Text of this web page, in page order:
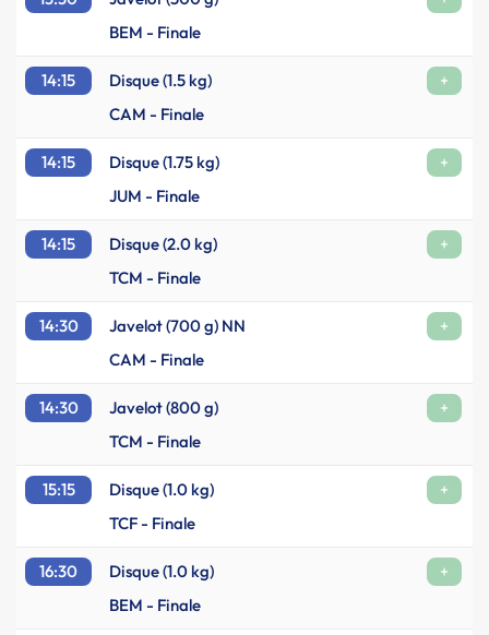
BEM - Finale
14:15 Disque (1.5 kg)
+
CAM - Finale
14:15 Disque (1.75 kg)
+
JUM - Finale
14:15 Disque (2.0 kg)
+
TCM - Finale
14:30 Javelot (700 g) NN
+
CAM - Finale
14:30 Javelot (800 g)
+
TCM - Finale
15:15 Disque (1.0 kg)
+
TCF - Finale
16:30 Disque (1.0 kg)
+
BEM - Finale